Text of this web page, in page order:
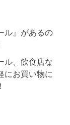
ル』があるの
ル、飲食店な
にお買い物に